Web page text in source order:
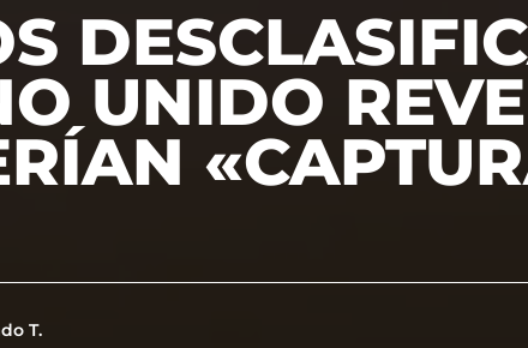
UNIDO
T.